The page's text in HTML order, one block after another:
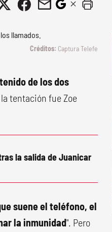
Captura Telefe
de los dos
tentación fue Zoe
la salida de Juanicar
suene el teléfono, el
la inmunidad". Pero